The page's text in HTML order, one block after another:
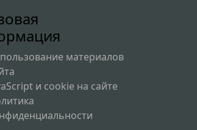
материалов
и cookie на сайте